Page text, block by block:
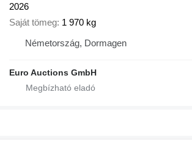
2026
Saját tömeg 1 970 kg
Németország, Dormagen
Euro Auctions GmbH